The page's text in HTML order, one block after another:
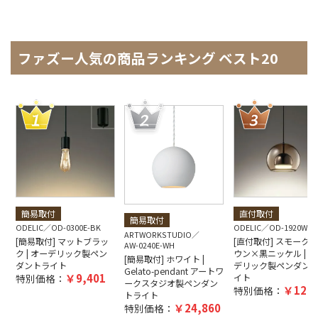
ファズー人気の商品ランキング ベスト20
簡易取付
ODELIC OD-0300E-BK
[簡易取付] マットブラッ
ク | オーデリック製ペン
ダントライト
特別価格： 9,401
簡易取付
ARTWORKSTUDIO
AW-0240E-WH
[簡易取付] ホワイト |
Gelato-pendant アートワ
ークスタジオ製ペンダン
トライト
特別価格： 24,860
直付取付
ODELIC OD-1920W-
[直付取付] スモーク
ウン×黒ニッケル |
デリック製ペンダン
イト
特別価格：